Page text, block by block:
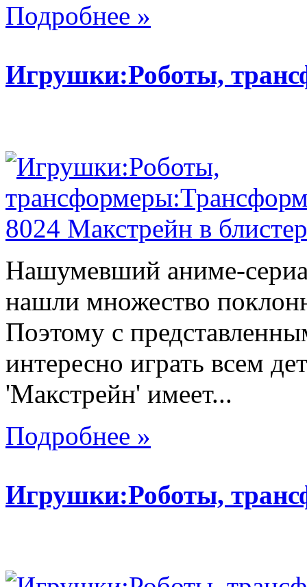
Подробнее »
Игрушки:Роботы,
Нашумевший аниме-
нашли множество
Поэтому с
интересно играть всем
'Макстрейн' имеет...
Подробнее »
Игрушки:Роботы,